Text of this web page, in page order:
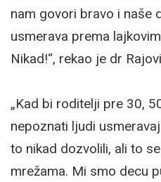
nam govori bravo i naše
usmerava prema
Nikad!“, rekao je dr
„Kad bi roditelji pre 30,
nepoznati ljudi
to nikad dozvolili, ali to
mrežama. Mi smo decu